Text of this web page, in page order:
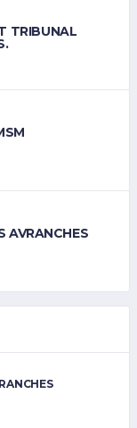
TRIBUNAL
AVRANCHES